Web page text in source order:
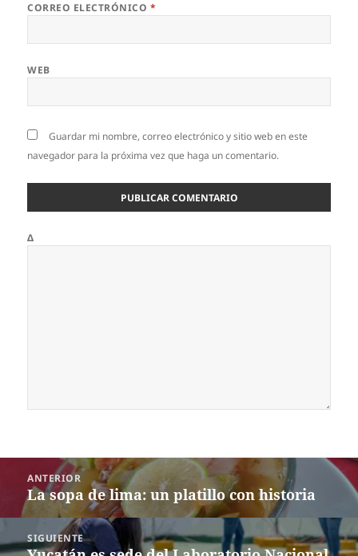
CORREO ELECTRÓNICO *
WEB
Guardar mi nombre, correo electrónico y sitio web en este
navegador para la próxima vez que haga un comentario.
Δ
Navegación
entradas
ANTERIOR
Entrada
anterior:
La sopa de lima: un platillo con historia
SIGUIENTE